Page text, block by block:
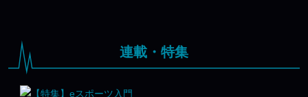
連載・特集